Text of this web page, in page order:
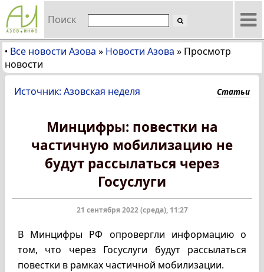
Поиск
• Все новости Азова » Новости Азова » Просмотр
новости
Источник: Азовская неделя Статьи
Минцифры: повестки на
частичную мобилизацию не
будут рассылаться через
Госуслуги
21 сентября 2022 (среда), 11:27
В Минцифры РФ опровергли информацию о
том, что через Госуслуги будут рассылаться
повестки в рамках частичной мобилизации.